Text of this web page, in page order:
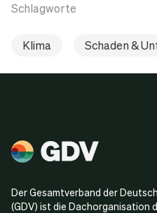
Schlagworte
Klima Schaden &
Der Gesamtverband der
(GDV) ist die Dachorganisation